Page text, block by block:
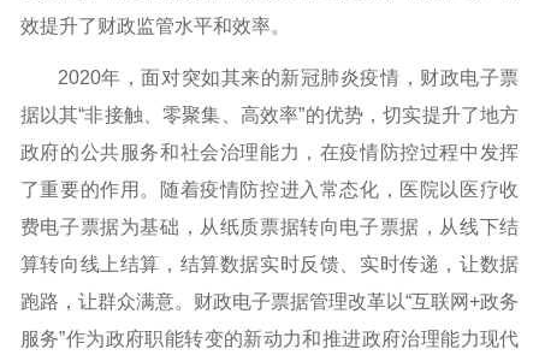
效提升了财政监管水平和效率。
2020年，面对突如其来的新冠肺炎疫情，财政电子票
据以其“非接触、零聚集、高效率”的优势，切实提升了地方
政府的公共服务和社会治理能力，在疫情防控过程中发挥
了重要的作用。随着疫情防控进入常态化，医院以医疗收
费电子票据为基础，从纸质票据转向电子票据，从线下结
算转向线上结算，结算数据实时反馈、实时传递，让数据
跑路，让群众满意。财政电子票据管理改革以“互联网+政务
服务”作为政府职能转变的新动力和推进政府治理能力现代